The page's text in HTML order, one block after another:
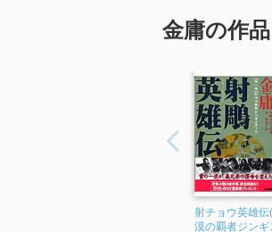
金庸の作品
射チョウ英雄伝
漠の覇者ジンギ